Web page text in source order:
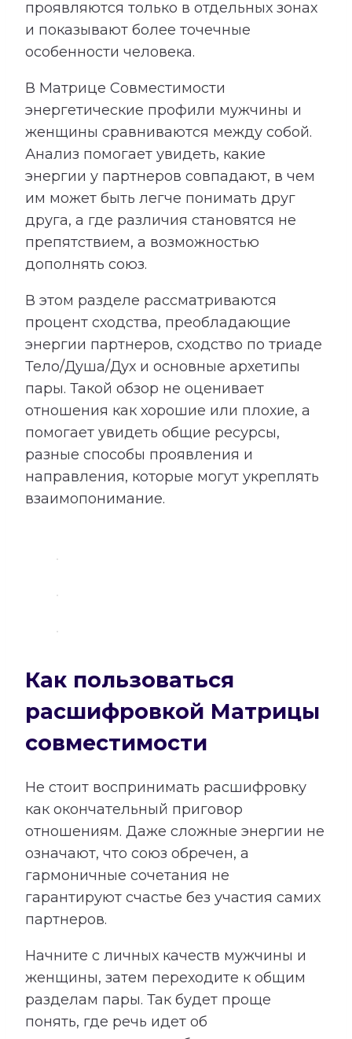
проявляются только в отдельных зонах
и показывают более точечные
особенности человека.
В Матрице Совместимости
энергетические профили мужчины и
женщины сравниваются между собой.
Анализ помогает увидеть, какие
энергии у партнеров совпадают, в чем
им может быть легче понимать друг
друга, а где различия становятся не
препятствием, а возможностью
дополнять союз.
В этом разделе рассматриваются
процент сходства, преобладающие
энергии партнеров, сходство по триаде
Тело/Душа/Дух и основные архетипы
пары. Такой обзор не оценивает
отношения как хорошие или плохие, а
помогает увидеть общие ресурсы,
разные способы проявления и
направления, которые могут укреплять
взаимопонимание.
Как пользоваться
расшифровкой Матрицы
совместимости
Не стоит воспринимать расшифровку
как окончательный приговор
отношениям. Даже сложные энергии не
означают, что союз обречен, а
гармоничные сочетания не
гарантируют счастье без участия самих
партнеров.
Начните с личных качеств мужчины и
женщины, затем переходите к общим
разделам пары. Так будет проще
понять, где речь идет об